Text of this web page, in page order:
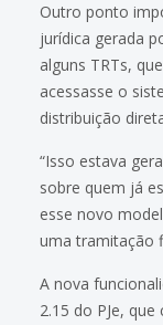
Outro ponto
jurídica gerada
alguns TRTs,
acessasse o
distribuição
“Isso estava
sobre quem já
esse novo
uma tramitação
A nova
2.15 do PJe,